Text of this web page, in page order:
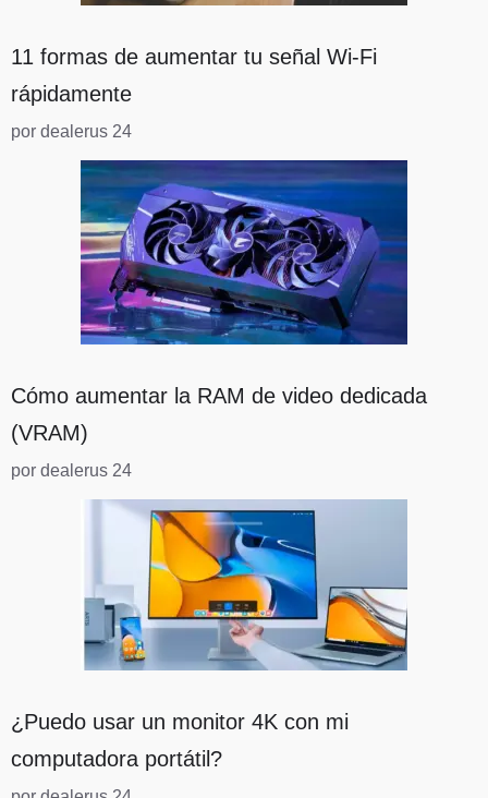
11 formas de aumentar tu señal Wi-Fi
rápidamente
por dealerus 24
Cómo aumentar la RAM de video dedicada
(VRAM)
por dealerus 24
¿Puedo usar un monitor 4K con mi
computadora portátil?